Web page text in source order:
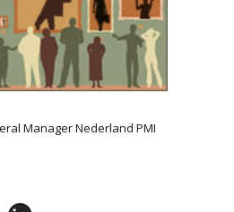
Manager Nederland PMI